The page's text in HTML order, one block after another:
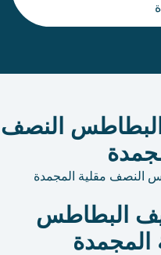
البطاطس النصف
البطاطس
المجمدة